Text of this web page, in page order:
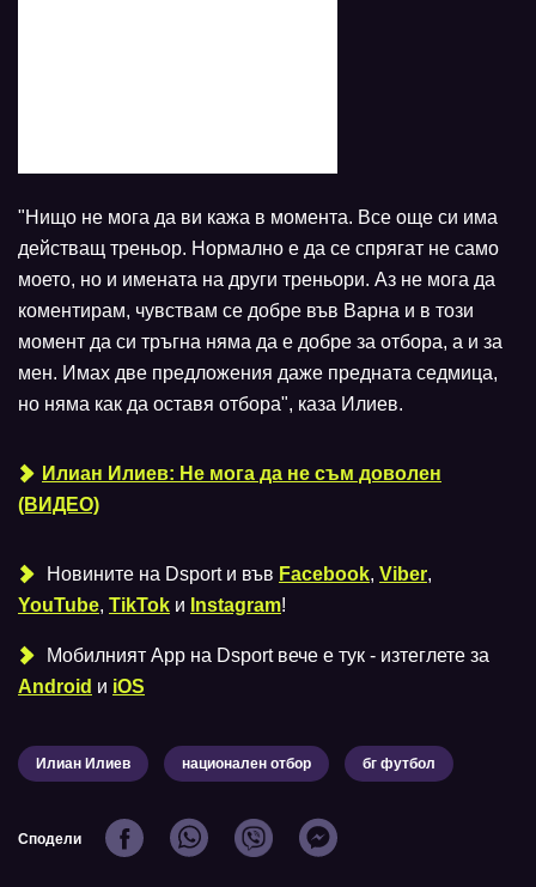
"Нищо не мога да ви кажа в момента. Все още си има
действащ треньор. Нормално е да се спрягат не само
моето, но и имената на други треньори. Аз не мога да
коментирам, чувствам се добре във Варна и в този
момент да си тръгна няма да е добре за отбора, а и за
мен. Имах две предложения даже предната седмица,
но няма как да оставя отбора", каза Илиев.
Илиан Илиев: Не мога да не съм доволен
(ВИДЕО)
Новините на Dsport и във Facebook, Viber,
YouTube, TikTok и Instagram!
Мобилният Аpp на Dsport вече е тук - изтеглете за
Android и iOS
Илиан Илиев национален отбор бг футбол
Сподели